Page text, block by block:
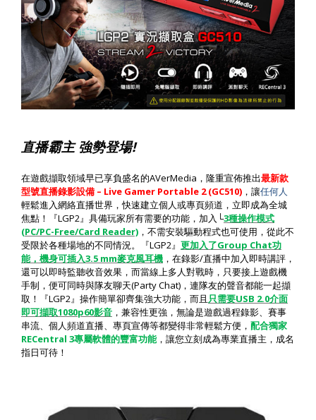
直播霸主 強勢登場!
在遊戲擷取領域早已享負盛名的AVerMedia ，隆重宣佈推出最新款
型號直播錄影設備 – Live Gamer Portable 2 (GC510) ，讓任何人
輕鬆進入網絡直播世界，快速建立個人或專頁頻道，立即成為全城
焦點！『LGP2 』具備玩家所有需要的功能，加入 └3種操作模式
(PC/PC-Free/Card Reader) ，不需安裝驅動程式也可使用，從此不
受限於各種場地的不同情況。『LGP2 』 更加入了Group Chat功
能，機身可插入3.5 mm麥克風耳機 ，在錄影/直播中加入即時講評，
還可以即時監聽收音效果，而當線上多人對戰時，只要接上遊戲機
手制，便可同時與隊友聊天(Party Chat) ，連隊友的聲音都能一起擷
取！『LGP2 』操作簡單卻齊集強大功能，而且 只需要USB 2.0介面
即可擷取1080p60影音 ，兼容性更強，無論是遊戲過程錄影、賽事
串流、個人頻道直播、專頁宣傳等都變得非常輕鬆方便， 配合獨家
RECentral 3專屬軟體的豐富功能 ，讓您立刻成為專業直播主，成名
指日可待！